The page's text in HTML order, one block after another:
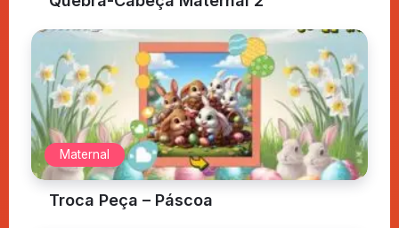
Maternal
Troca Peça – Páscoa